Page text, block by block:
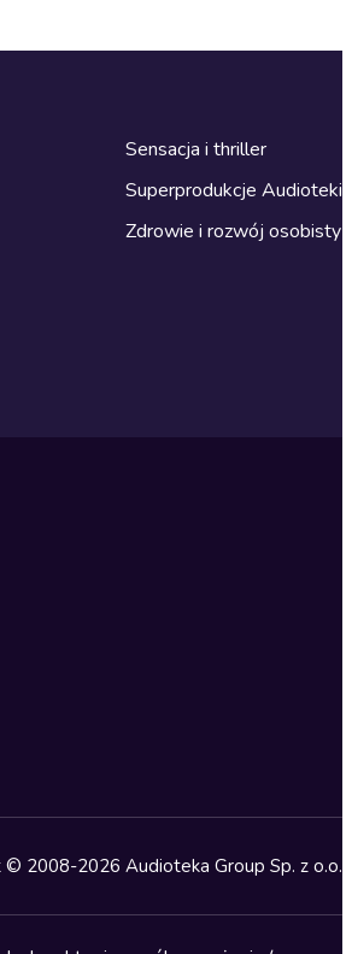
Sensacja i thriller
Superprodukcje Audioteki
Zdrowie i rozwój osobisty
© 2008-2026 Audioteka Group Sp. z o.o.